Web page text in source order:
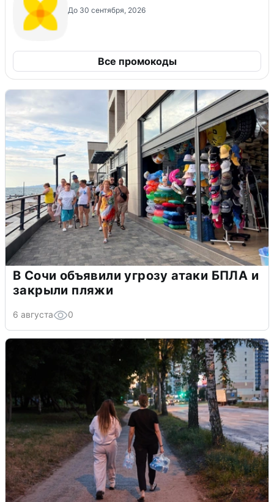
До 30 сентября, 2026
Все промокоды
В Сочи объявили угрозу атаки БПЛА и
закрыли пляжи
6 августа 0